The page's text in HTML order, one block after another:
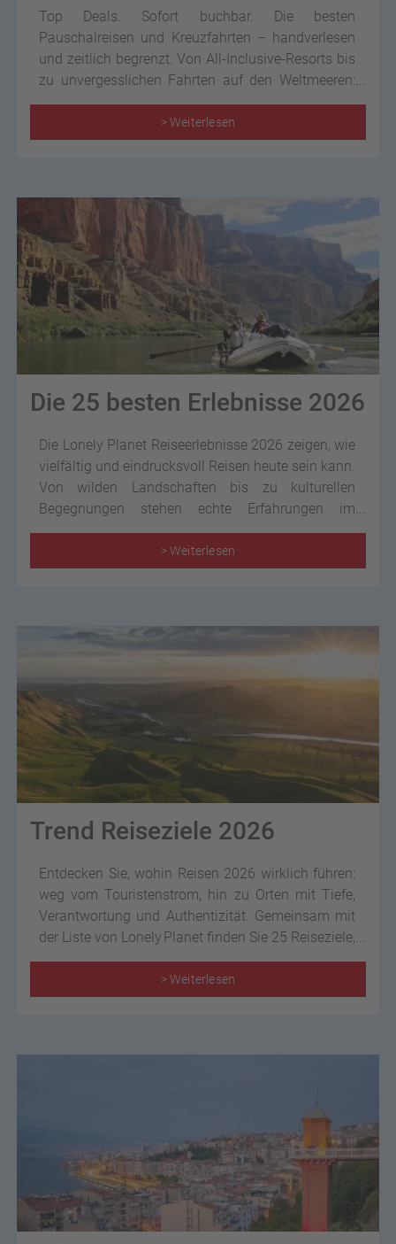
Top Deals. Sofort buchbar. Die besten
Pauschalreisen und Kreuzfahrten – handverlesen
und zeitlich begrenzt. Von All-Inclusive-Resorts bis
zu unvergesslichen Fahrten auf den Weltmeeren:
Hier findet sich, was das Herz begehrt.
> Weiterlesen
Die 25 besten Erlebnisse 2026
Die Lonely Planet Reiseerlebnisse 2026 zeigen, wie
vielfältig und eindrucksvoll Reisen heute sein kann.
Von wilden Landschaften bis zu kulturellen
Begegnungen stehen echte Erfahrungen im
Mittelpunkt – Erlebnisse, die bewegen und im
Gedächtnis bleiben. Die Reiseprofis im Reisebüro
helfen Ihnen dabei, genau das passende Abenteuer
> Weiterlesen
Trend Reiseziele 2026
Entdecken Sie, wohin Reisen 2026 wirklich führen:
weg vom Touristenstrom, hin zu Orten mit Tiefe,
Verantwortung und Authentizität. Gemeinsam mit
der Liste von Lonely Planet finden Sie 25 Reiseziele,
die bewusstes Erleben, kulturelle Vielfalt und echte
Begegnungen in den Mittelpunkt stellen. Start frei
für ein nachhaltiges Abenteuer.
> Weiterlesen